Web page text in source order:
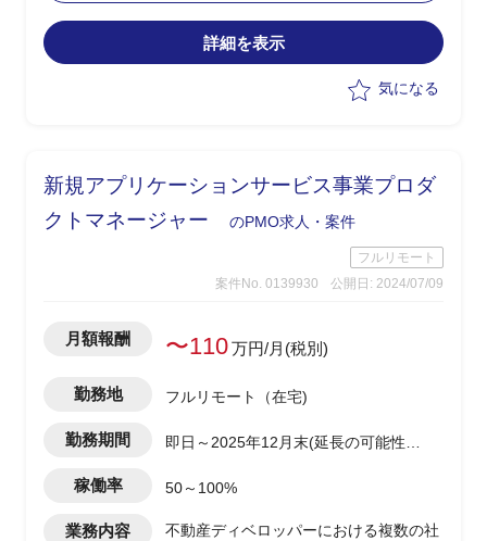
詳細を表示
気になる
新規アプリケーションサービス事業プロダ
クトマネージャー
のPMO求人・案件
フルリモート
案件No. 0139930
公開日: 2024/07/09
月額報酬 〜110万円/月(税別)
勤務地 フルリモート（在宅)
勤務期間
即日～2025年12月末(延長の可能性有
稼働率 50～100%
業務内容
不動産ディベロッパーにおける複数の社